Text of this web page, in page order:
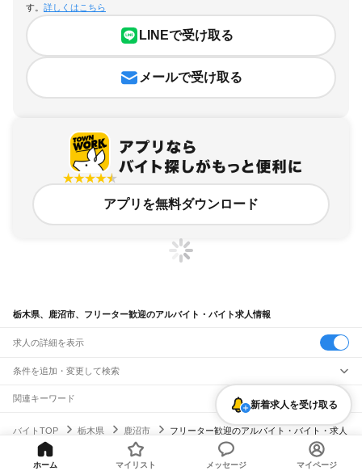
す。 詳しくはこちら
LINEで受け取る
メールで受け取る
アプリを無料ダウンロード
栃木県、鹿沼市、フリーター歓迎のアルバイト・バイト求人情報
求人の詳細を表示
条件を追加・変更して検索
市区町村を追加・変更
栃木県すべて
宇都宮市
佐野市 小山市
矢板市
那須塩原市
さくら市那須烏山市 河内郡 上都賀郡 下都賀郡 塩谷郡
駅を追加・変更
JR東北本線(黒磯～利府・盛岡)
黒磯駅高久駅 豊原駅
職種を追加・変更
関連キーワード
栃木県 鹿沼市 主婦歓迎
栃木県 栃木市 フリーター歓迎 在宅
栃木県 足利市 フリーター歓迎 葉鹿
栃木県 フリーター歓迎 人柄重視積極採用
バイトTOP 栃木県 鹿沼市 フリーター歓迎のアルバイト・バイト・求人
新着求人を受け取る
ホーム マイリスト メッセージ マイページ